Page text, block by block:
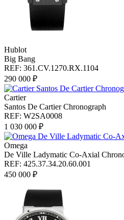
Hublot
Big Bang
REF: 361.CV.1270.RX.1104
290 000 ₽
Cartier
Santos De Cartier Chronograph
REF: W2SA0008
1 030 000 ₽
Omega
De Ville Ladymatic Co-Axial
REF: 425.37.34.20.60.001
450 000 ₽